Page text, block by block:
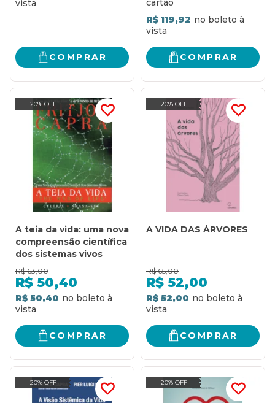
COMPRAR
R$ 119,92
COMPRAR
20% OFF
A teia da vida: uma nova
compreensão científica
dos sistemas vivos
R$ 63,00
R$ 50,40
R$ 50,40
COMPRAR
20% OFF
A VIDA DAS ÁRVORES
R$ 65,00
R$ 52,00
R$ 52,00
COMPRAR
20% OFF 20% OFF